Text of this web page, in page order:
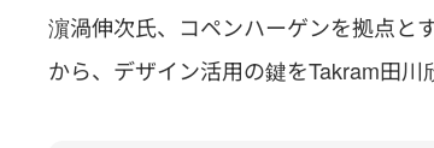
濵渦伸次氏、コペンハーゲンを拠点と
から、デザイン活用の鍵をTakram田